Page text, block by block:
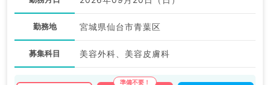
勤務地 宮城県仙台市青葉区
募集科目 美容外科、美容皮膚科